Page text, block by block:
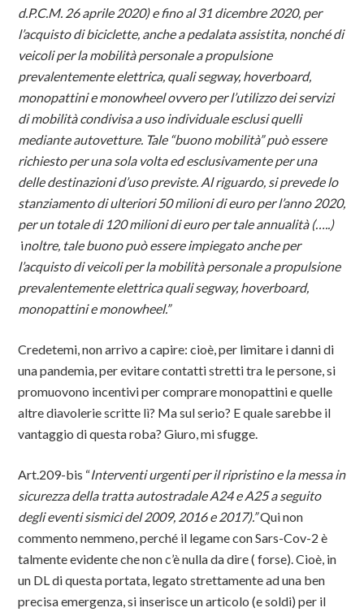
d.P.C.M. 26 aprile 2020) e fino al 31 dicembre 2020, per
l’acquisto di biciclette, anche a pedalata assistita, nonché di
veicoli per la mobilità personale a propulsione
prevalentemente elettrica, quali segway, hoverboard,
monopattini e monowheel ovvero per l’utilizzo dei servizi
di mobilità condivisa a uso individuale esclusi quelli
mediante autovetture. Tale “buono mobilità” può essere
richiesto per una sola volta ed esclusivamente per una
delle destinazioni d’uso previste. Al riguardo, si prevede lo
stanziamento di ulteriori 50 milioni di euro per l’anno 2020,
per un totale di 120 milioni di euro per tale annualità (…..)
inoltre, tale buono può essere impiegato anche per
l’acquisto di veicoli per la mobilità personale a propulsione
prevalentemente elettrica quali segway, hoverboard,
monopattini e monowheel.”
Credetemi, non arrivo a capire: cioè, per limitare i danni di
una pandemia, per evitare contatti stretti tra le persone, si
promuovono incentivi per comprare monopattini e quelle
altre diavolerie scritte lì? Ma sul serio? E quale sarebbe il
vantaggio di questa roba? Giuro, mi sfugge.
Art.209-bis “Interventi urgenti per il ripristino e la messa in
sicurezza della tratta autostradale A24 e A25 a seguito
degli eventi sismici del 2009, 2016 e 2017).”Qui non
commento nemmeno, perché il legame con Sars-Cov-2 è
talmente evidente che non c’è nulla da dire ( forse). Cioè, in
un DL di questa portata, legato strettamente ad una ben
precisa emergenza, si inserisce un articolo (e soldi) per il